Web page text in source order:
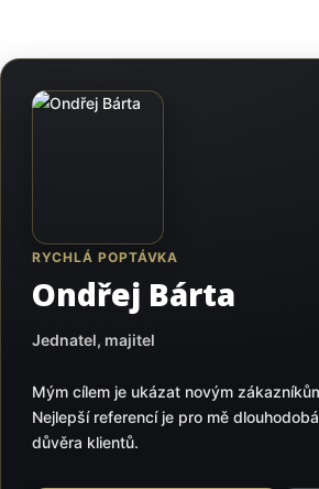
RYCHLÁ POPTÁVKA
Ondřej Bárta
Jednatel, majitel
Mým cílem je ukázat novým
Nejlepší referencí je pro mě
důvěra klientů.